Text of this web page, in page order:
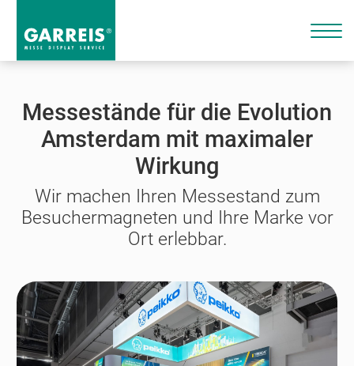
Messestände für die Evolution
Amsterdam mit maximaler
Wirkung
Wir machen Ihren Messestand zum
Besuchermagneten und Ihre Marke vor
Ort erlebbar.